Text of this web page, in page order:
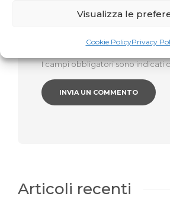
Visualizza le
Cookie PolicyPrivacy
I campi obbligatori sono indicati
Articoli recenti